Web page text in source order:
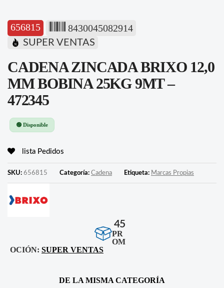
656815 8430045082914
SUPER VENTAS
CADENA ZINCADA BRIXO 12,0
MM BOBINA 25KG 9MT –
472345
🟢 Disponible
lista Pedidos
SKU: 656815 Categoría: Cadena Etiqueta: Marcas Propias
45
PR
OM
OCIÓN: SUPER VENTAS
DE LA MISMA CATEGORÍA